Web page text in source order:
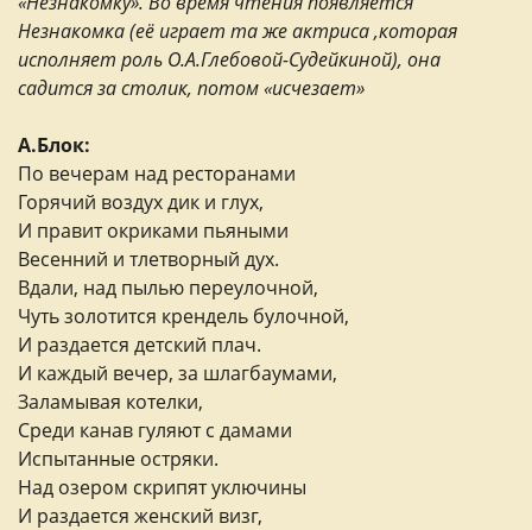
Незнакомка (её играет та же актриса ,которая
исполняет роль О.А.Глебовой-Судейкиной), она
садится за столик, потом «исчезает»
А.Блок:
По вечерам над ресторанами
Горячий воздух дик и глух,
И правит окриками пьяными
Весенний и тлетворный дух.
Вдали, над пылью переулочной,
Чуть золотится крендель булочной,
И раздается детский плач.
И каждый вечер, за шлагбаумами,
Заламывая котелки,
Среди канав гуляют с дамами
Испытанные остряки.
Над озером скрипят уключины
И раздается женский визг,